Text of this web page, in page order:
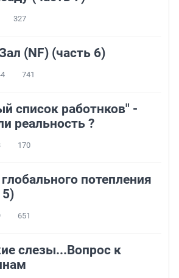
327
(NF) (часть 6)
741
список работнков" -
реальность ?
170
потепления
5)
651
слезы...Вопрос к